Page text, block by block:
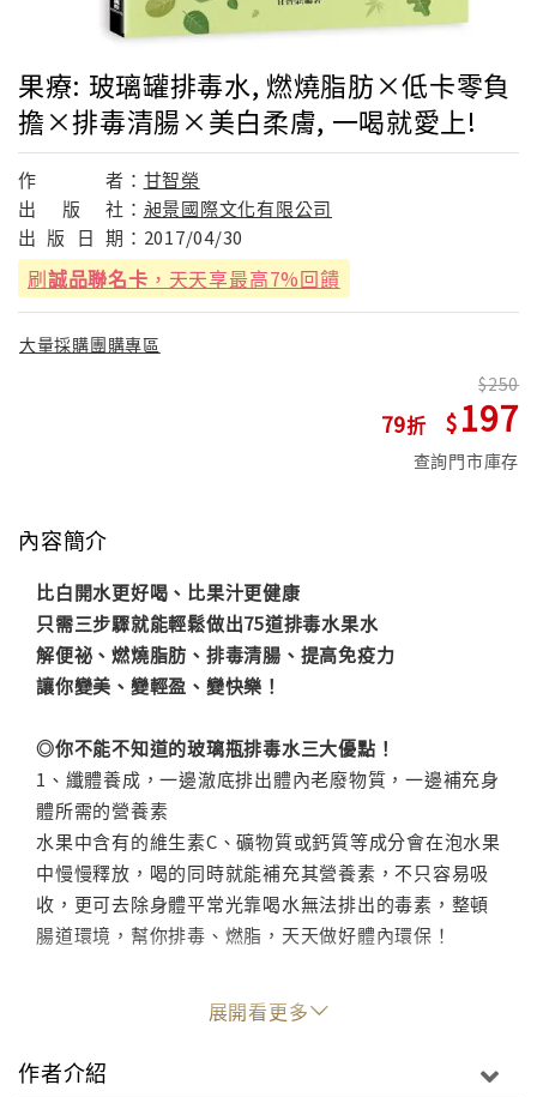
果療: 玻璃罐排毒水, 燃燒脂肪×低卡零負
擔×排毒清腸×美白柔膚, 一喝就愛上!
作 者： 甘智榮
出
版 社： 昶景國際文化有限公司
出 版 日 期： 2017/04/30
刷誠品聯名卡 ，天天享最高7%回饋
大量採購團購專區
79
250
197
查詢門市庫存
內容簡介
比白開水更好喝、比果汁更健康
只需三步驟就能輕鬆做出75道排毒水果水
解便祕、燃燒脂肪、排毒清腸、提高免疫力
讓你變美、變輕盈、變快樂！
◎你不能不知道的玻璃瓶排毒水三大優點！
1、纖體養成，一邊澈底排出體內老廢物質，一邊補充身
體所需的營養素
水果中含有的維生素C、礦物質或鈣質等成分會在泡水果
中慢慢釋放，喝的同時就能補充其營養素，不只容易吸
收，更可去除身體平常光靠喝水無法排出的毒素，整頓
腸道環境，幫你排毒、燃脂，天天做好體內環保！
新鮮的水果和香料加在一起，色彩鮮艷又美觀，讓你用
看的就擁有一整天的好心情！
展開看更多
作者介紹